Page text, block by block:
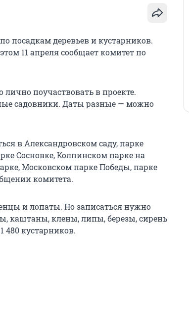
посадкам деревьев и кустарников.
11 апреля сообщает комитет по
лично поучаствовать в проекте.
садовники. Даты разные — можно
в Александровском саду, парке
Сосновке, Колпинском парке на
Московском парке Победы, парке
комитета.
и лопаты. Но записаться нужно
каштаны, клены, липы, березы, сирень
480 кустарников.